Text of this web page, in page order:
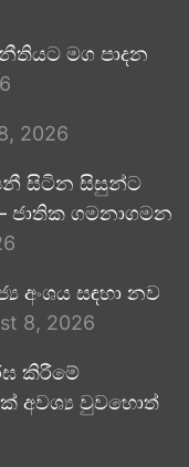
මග පාදන
2026
සිටින සිසුන්ට
– ජාතික ගමනාගමන
අංශය සඳහා නව
8, 2026
කිරීමේ
අවශ්‍ය වුවහොත්